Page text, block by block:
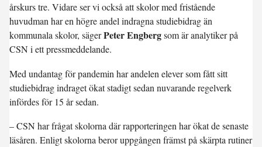
årskurs tre. Vidare ser vi också att skolor med fristående
huvudman har en högre andel indragna studiebidrag än
kommunala skolor, sägerPeter Engbergsom är analytiker på
CSN i ett pressmeddelande.
Med undantag för pandemin har andelen elever som fått sitt
studiebidrag indraget ökat stadigt sedan nuvarande regelverk
infördes för 15 år sedan.
– CSN har frågat skolorna där rapporteringen har ökat de senaste
läsåren. Enligt skolorna beror uppgången främst på skärpta rutiner